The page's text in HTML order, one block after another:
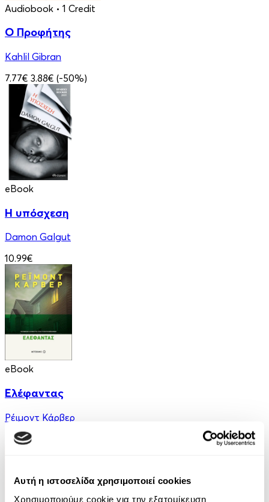
Αυτή η ιστοσελίδα χρησιμοποιεί cookies
Χρησιμοποιούμε cookie για την εξατομίκευση
Audiobook • 1 Credit
Ο Προφήτης
Kahlil Gibran
7.77€ 3.88€ (-50%)
eBook
Η υπόσχεση
Damon Galgut
10.99€
eBook
Ελέφαντας
Ρέιμοντ Κάρβερ
7.99€